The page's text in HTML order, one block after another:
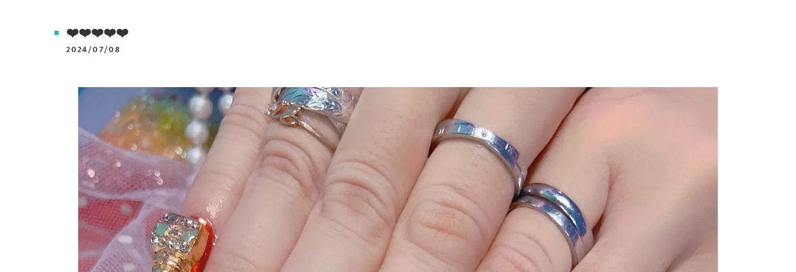
❤️❤️❤️❤️❤️
2024/07/08